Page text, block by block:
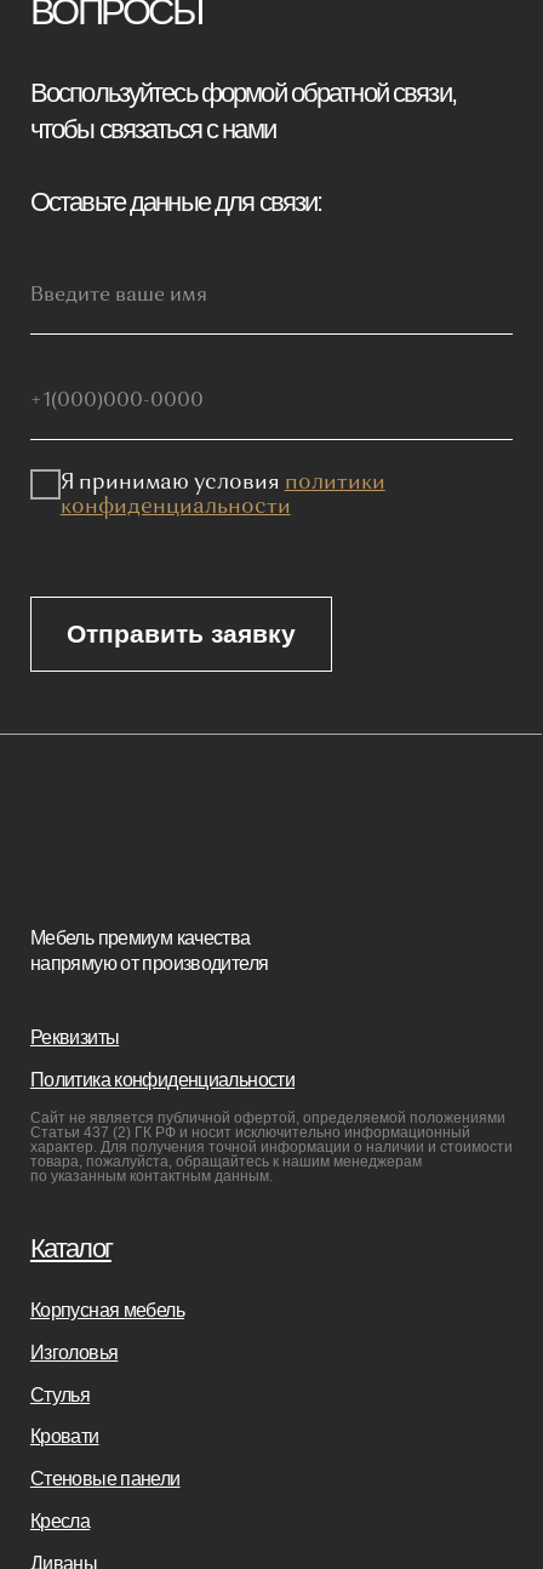
Я принимаю условия
Отправить заявку
Каталог
напрямую от производителя
Мебель в наличии
Реализованные проекты
Реставрация
Дизайнерам
Салонам
Связаться с нами
sofas-decor@mail.ru
Заказать звонок
+7(812)245-65-88
Политика конфиденциальности